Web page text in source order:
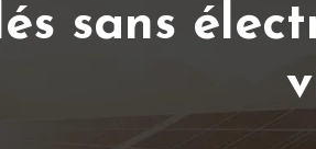
sans